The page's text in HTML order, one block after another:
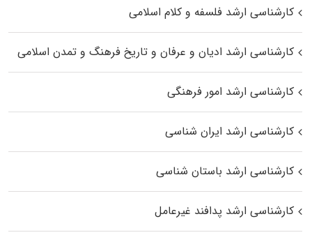
کارشناسی ارشد فلسفه و کلام اسلامی
کارشناسی ارشد ادیان و عرفان و تاریخ فرهنگ و تمدن اسلامی
کارشناسی ارشد امور فرهنگی
کارشناسی ارشد ایران شناسی
کارشناسی ارشد باستان شناسی
کارشناسی ارشد پدافند غیرعامل